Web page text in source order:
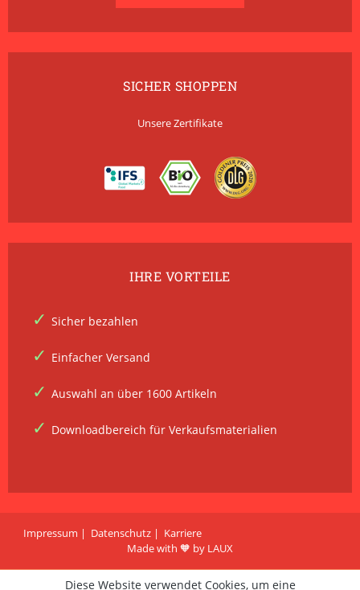
SICHER SHOPPEN
Unsere Zertifikate
IHRE VORTEILE
Sicher bezahlen
Einfacher Versand
Auswahl an über 1600 Artikeln
Downloadbereich für Verkaufsmaterialien
Impressum Datenschutz
Karriere
Made with 🧡 by LAUX
Diese Website verwendet Cookies, um eine